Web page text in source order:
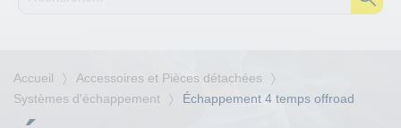
Accueil
Accessoires et Pièces détachées
Systèmes d'échappement
Échappement 4 temps offroad